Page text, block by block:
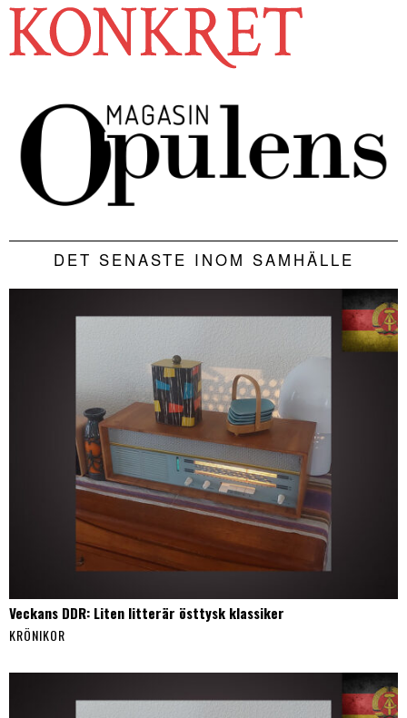
DET SENASTE INOM SAMHÄLLE
Veckans DDR: Liten litterär östtysk klassiker
KRÖNIKOR